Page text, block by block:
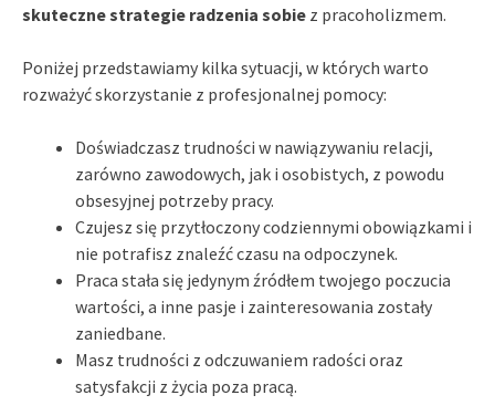
skuteczne strategie radzenia sobie z pracoholizmem.
Poniżej przedstawiamy kilka sytuacji, w których warto
rozważyć skorzystanie z profesjonalnej pomocy:
Doświadczasz trudności w nawiązywaniu relacji,
zarówno zawodowych, jak i osobistych, z powodu
obsesyjnej potrzeby pracy.
Czujesz się przytłoczony codziennymi obowiązkami i
nie potrafisz znaleźć czasu na odpoczynek.
Praca stała się jedynym źródłem twojego poczucia
wartości, a inne pasje i zainteresowania zostały
zaniedbane.
Masz trudności z odczuwaniem radości oraz
satysfakcji z życia poza pracą.